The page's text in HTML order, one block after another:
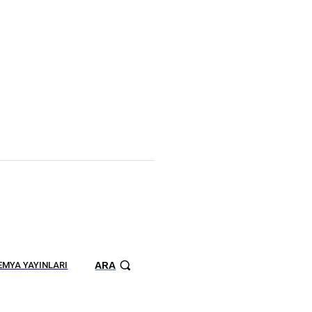
YAYINLARI ARA